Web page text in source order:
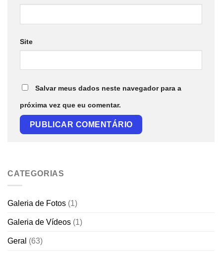
Site
Salvar meus dados neste navegador para a
próxima vez que eu comentar.
CATEGORIAS
Galeria de Fotos (1)
Galeria de Vídeos (1)
Geral (63)